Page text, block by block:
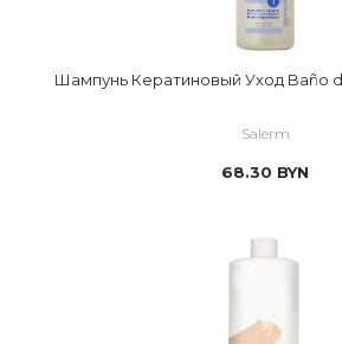
Шампунь Кератиновый Уход Baño
Salerm
68.30 BYN